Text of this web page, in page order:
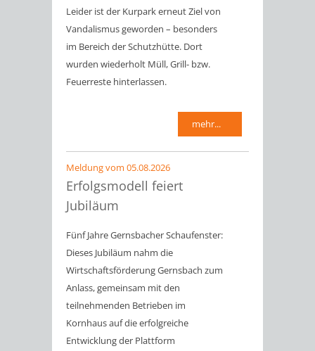
Leider ist der Kurpark erneut Ziel von
Vandalismus geworden – besonders
im Bereich der Schutzhütte. Dort
wurden wiederholt Müll, Grill- bzw.
Feuerreste hinterlassen.
mehr...
Meldung vom 05.08.2026
Erfolgsmodell feiert
Jubiläum
Fünf Jahre Gernsbacher Schaufenster:
Dieses Jubiläum nahm die
Wirtschaftsförderung Gernsbach zum
Anlass, gemeinsam mit den
teilnehmenden Betrieben im
Kornhaus auf die erfolgreiche
Entwicklung der Plattform